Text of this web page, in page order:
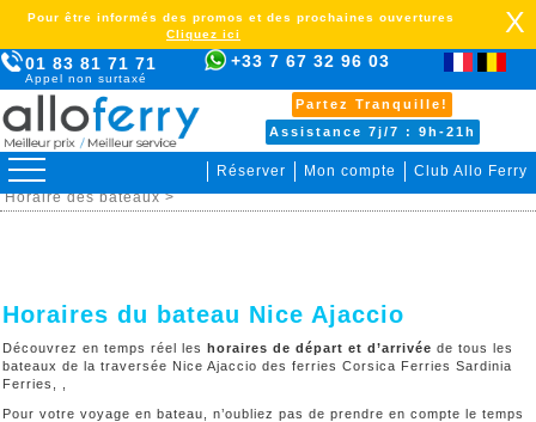
01 83 81 71 71
Appel non surtaxé
+33 7 67 32 96 03
Partez Tranquille!
Assistance 7j/7 : 9h-21h
Réserver Mon compte Club Allo Ferry
Pour être informés des promos et des prochaines ouvertures
Cliquez ici
X
> Nice Ajaccio >
Organiser votre voyage >
Horaire des bateaux >
Horaires du bateau Nice Ajaccio
Découvrez en temps réel les horaires de départ et d’arrivée de tous les
bateaux de la traversée Nice Ajaccio des ferries Corsica Ferries Sardinia
Ferries, ,
Pour votre voyage en bateau, n’oubliez pas de prendre en compte le temps